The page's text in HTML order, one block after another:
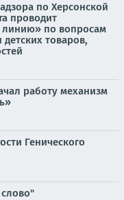
по Херсонской
проводит
линию» по вопросам
детских товаров,
работу механизм
Генического